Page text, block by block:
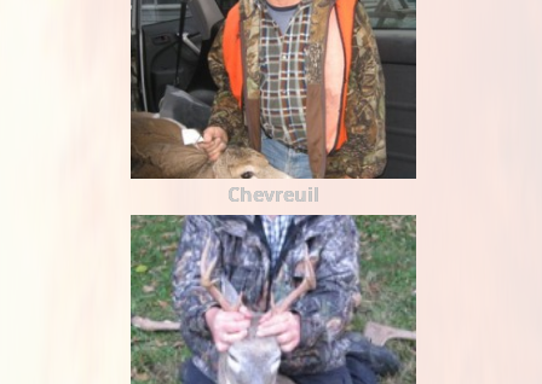
Chevreuil